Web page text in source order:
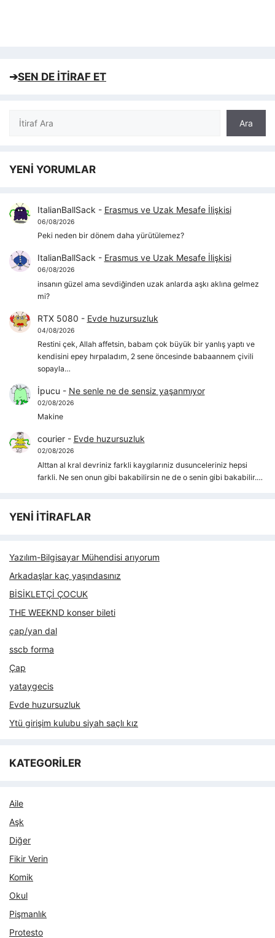
➔SEN DE İTİRAF ET
Ara
Ara
YENİ YORUMLAR
ItalianBallSack - Erasmus ve Uzak Mesafe İlişkisi
06/08/2026
Peki neden bir dönem daha yürütülemez?
ItalianBallSack - Erasmus ve Uzak Mesafe İlişkisi
06/08/2026
insanın güzel ama sevdiğinden uzak anlarda aşkı aklına gelmez
mi?
RTX 5080 - Evde huzursuzluk
04/08/2026
Restini çek, Allah affetsin, babam çok büyük bir yanlış yaptı ve
kendisini epey hırpaladım, 2 sene öncesinde babaannem çivili
sopayla…
İpucu - Ne senle ne de sensiz yaşanmıyor
02/08/2026
Makine
courier- Evde huzursuzluk
02/08/2026
Alttan al kral devriniz farkli kaygılarıniz dusunceleriniz hepsi
farkli. Ne sen onun gibi bakabilirsin ne de o senin gibi bakabilir.…
YENİ İTİRAFLAR
Yazılım-Bilgisayar Mühendisi arıyorum
Arkadaşlar kaç yaşındasınız
BİSİKLETÇİ ÇOCUK
THE WEEKND konser bileti
çap/yan dal
sscb forma
Çap
yataygecis
Evde huzursuzluk
Ytü girişim kulubu siyah saçlı kız
KATEGORİLER
Aile
Aşk
Diğer
Fikir Verin
Komik
Okul
Pişmanlık
Protesto